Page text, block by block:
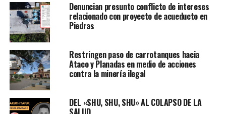
Denuncian presunto conflicto de intereses
relacionado con proyecto de acueducto en
Piedras
Restringen paso de carrotanques hacia
Ataco y Planadas en medio de acciones
contra la minería ilegal
DEL «SHU, SHU, SHU» AL COLAPSO DE LA